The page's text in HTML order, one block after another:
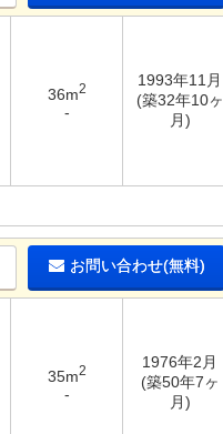
36m2
-
1993年11月
(築32年10ヶ
月)
お問い合わせ(無料)
35m2
-
1976年2月
(築50年7ヶ
月)